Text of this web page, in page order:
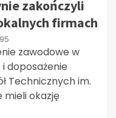
zakończyli
firmach
zawodowe w
doposażenie
Technicznych im.
mieli okazję